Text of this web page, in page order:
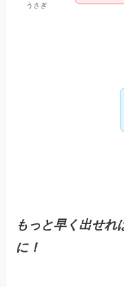
うさぎ
もっと早く出せ
に！